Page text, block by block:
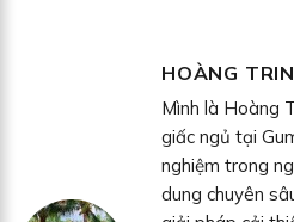
HOÀNG
Mình là Hoàng
giấc ngủ tại
nghiệm trong
dung chuyên